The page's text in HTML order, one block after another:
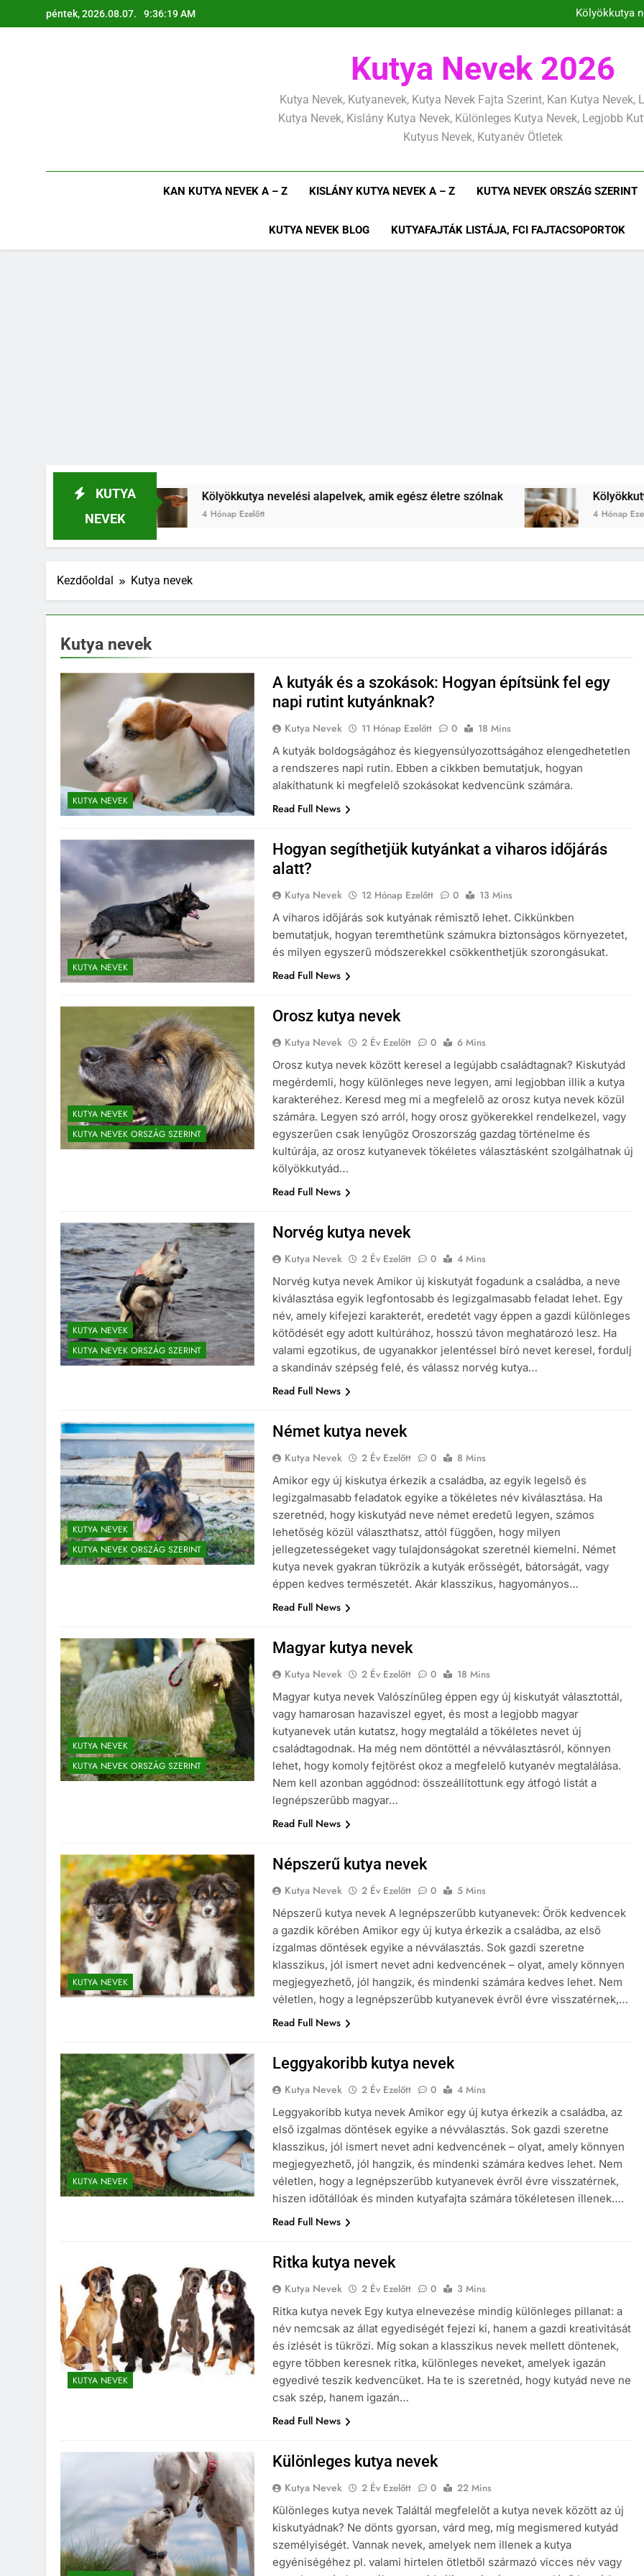
a
péntek, 2026.08.07. 9:36:21 AM
Kutya Nevek 2026
Kutya Nevek, Kutyanevek, Kutya Nevek Fajta Szerint, Kan Kutya Nevek,
Kutya Nevek, Kislány Kutya Nevek, Különleges Kutya Nevek, Legjobb
Kutyus Nevek, Kutyanév Ötletek
KAN KUTYA NEVEK A – Z KISLÁNY KUTYA NEVEK A – Z KUTYA NEVEK ORSZÁG SZERINT
KUTYA NEVEK BLOG KUTYAFAJTÁK LISTÁJA, FCI FAJTACSOPORTOK
KUTYA
NEVEK
Kölyökkutya nevelési alapelvek, amik egész életre szólnak
4 Hónap Ezelőtt
Kölyökkutya lefárasztása:
4 Hónap Ezelőtt
Kezdőoldal Kutya nevek
Kutya nevek
KUTYA NEVEK
A kutyák és a szokások: Hogyan építsünk fel egy
napi rutint kutyánknak?
Kutya Nevek 11 Hónap Ezelőtt 0
18 Mins
A kutyák boldogságához és kiegyensúlyozottságához elengedhetetlen
a rendszeres napi rutin. Ebben a cikkben bemutatjuk, hogyan
alakíthatunk ki megfelelő szokásokat kedvencünk számára.
Read Full News
KUTYA NEVEK
Hogyan segíthetjük kutyánkat a viharos időjárás
alatt?
Kutya Nevek 12 Hónap Ezelőtt 0
13 Mins
A viharos időjárás sok kutyának rémisztő lehet. Cikkünkben
bemutatjuk, hogyan teremthetünk számukra biztonságos környezetet,
és milyen egyszerű módszerekkel csökkenthetjük szorongásukat.
Read Full News
KUTYA NEVEK
KUTYA NEVEK ORSZÁG SZERINT
Orosz kutya nevek
Kutya Nevek 2 Év Ezelőtt 0
6 Mins
Orosz kutya nevek között keresel a legújabb családtagnak? Kiskutyád
megérdemli, hogy különleges neve legyen, ami legjobban illik a kutya
karakteréhez. Keresd meg mi a megfelelő az orosz kutya nevek közül
számára. Legyen szó arról, hogy orosz gyökerekkel rendelkezel, vagy
egyszerűen csak lenyűgöz Oroszország gazdag történelme és
kultúrája, az orosz kutyanevek tökéletes választásként szolgálhatnak új
kölyökkutyád…
Read Full News
KUTYA NEVEK
KUTYA NEVEK ORSZÁG SZERINT
Norvég kutya nevek
Kutya Nevek 2 Év Ezelőtt 0
4 Mins
Norvég kutya nevek Amikor új kiskutyát fogadunk a családba, a neve
kiválasztása egyik legfontosabb és legizgalmasabb feladat lehet. Egy
név, amely kifejezi karakterét, eredetét vagy éppen a gazdi különleges
kötődését egy adott kultúrához, hosszú távon meghatározó lesz. Ha
valami egzotikus, de ugyanakkor jelentéssel bíró nevet keresel, fordulj
a skandináv szépség felé, és válassz norvég kutya…
Read Full News
KUTYA NEVEK
KUTYA NEVEK ORSZÁG SZERINT
Német kutya nevek
Kutya Nevek 2 Év Ezelőtt 0
8 Mins
Amikor egy új kiskutya érkezik a családba, az egyik legelső és
legizgalmasabb feladatok egyike a tökéletes név kiválasztása. Ha
szeretnéd, hogy kiskutyád neve német eredetű legyen, számos
lehetőség közül választhatsz, attól függően, hogy milyen
jellegzetességeket vagy tulajdonságokat szeretnél kiemelni. Német
kutya nevek gyakran tükrözik a kutyák erősségét, bátorságát, vagy
éppen kedves természetét. Akár klasszikus, hagyományos…
Read Full News
KUTYA NEVEK
KUTYA NEVEK ORSZÁG SZERINT
Magyar kutya nevek
Kutya Nevek 2 Év Ezelőtt 0
18 Mins
Magyar kutya nevek Valószínűleg éppen egy új kiskutyát választottál,
vagy hamarosan hazaviszel egyet, és most a legjobb magyar
kutyanevek után kutatsz, hogy megtaláld a tökéletes nevet új
családtagodnak. Ha még nem döntöttél a névválasztásról, könnyen
lehet, hogy komoly fejtörést okoz a megfelelő kutyanév megtalálása.
Nem kell azonban aggódnod: összeállítottunk egy átfogó listát a
legnépszerűbb magyar…
Read Full News
KUTYA NEVEK
Népszerű kutya nevek
Kutya Nevek 2 Év Ezelőtt 0
5 Mins
Népszerű kutya nevek A legnépszerűbb kutyanevek: Örök kedvencek
a gazdik körében Amikor egy új kutya érkezik a családba, az első
izgalmas döntések egyike a névválasztás. Sok gazdi szeretne
klasszikus, jól ismert nevet adni kedvencének – olyat, amely könnyen
megjegyezhető, jól hangzik, és mindenki számára kedves lehet. Nem
véletlen, hogy a legnépszerűbb kutyanevek évről évre visszatérnek,…
Read Full News
KUTYA NEVEK
Leggyakoribb kutya nevek
Kutya Nevek 2 Év Ezelőtt 0
4 Mins
Leggyakoribb kutya nevek Amikor egy új kutya érkezik a családba, az
első izgalmas döntések egyike a névválasztás. Sok gazdi szeretne
klasszikus, jól ismert nevet adni kedvencének – olyat, amely könnyen
megjegyezhető, jól hangzik, és mindenki számára kedves lehet. Nem
véletlen, hogy a legnépszerűbb kutyanevek évről évre visszatérnek,
hiszen időtállóak és minden kutyafajta számára tökéletesen illenek….
Read Full News
KUTYA NEVEK
Ritka kutya nevek
Kutya Nevek 2 Év Ezelőtt 0
3 Mins
Ritka kutya nevek Egy kutya elnevezése mindig különleges pillanat: a
név nemcsak az állat egyediségét fejezi ki, hanem a gazdi kreativitását
és ízlését is tükrözi. Míg sokan a klasszikus nevek mellett döntenek,
egyre többen keresnek ritka, különleges neveket, amelyek igazán
egyedivé teszik kedvencüket. Ha te is szeretnéd, hogy kutyád neve ne
csak szép, hanem igazán…
Read Full News
Különleges kutya nevek
Kutya Nevek 2 Év Ezelőtt 0
22 Mins
Különleges kutya nevek Találtál megfelelőt a kutya nevek között az új
kiskutyádnak? Ne dönts gyorsan, várd meg, míg megismered kutyád
személyiségét. Vannak nevek, amelyek nem illenek a kutya
egyéniségéhez pl. valami hirtelen ötletből származó vicces név vagy
KUTYA NEVEK ORSZÁG SZERINT KUTYA NEVEK
A kutyák és a szokások: Hogyan
építsünk fel egy napi rutint
kutyánknak?
2 Év Ezelőtt
Hogyan segíthetjük kutyánkat a
viharos időjárás alatt?
2 Év Ezelőtt